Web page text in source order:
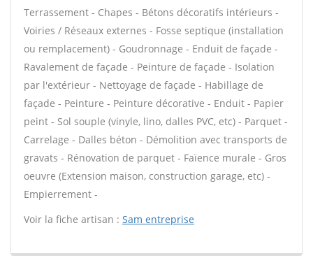
Terrassement - Chapes - Bétons décoratifs intérieurs -
Voiries / Réseaux externes - Fosse septique (installation
ou remplacement) - Goudronnage - Enduit de façade -
Ravalement de façade - Peinture de façade - Isolation
par l'extérieur - Nettoyage de façade - Habillage de
façade - Peinture - Peinture décorative - Enduit - Papier
peint - Sol souple (vinyle, lino, dalles PVC, etc) - Parquet -
Carrelage - Dalles béton - Démolition avec transports de
gravats - Rénovation de parquet - Faïence murale - Gros
oeuvre (Extension maison, construction garage, etc) -
Empierrement -
Voir la fiche artisan : Sam entreprise